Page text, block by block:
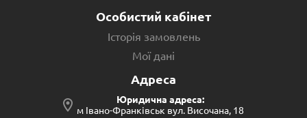
Особистий кабінет
Історія замовлень
Мої дані
Адреса
Юридична адреса:
м Івано-Франківськ вул. Височана, 18